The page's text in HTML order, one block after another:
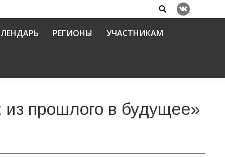
Search:
Вконтакте
РЕГИОНЫ УЧАСТНИКАМ
прошлого в будущее»